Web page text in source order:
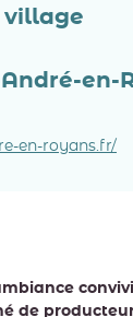
village
en-
en-royans.fr/
de